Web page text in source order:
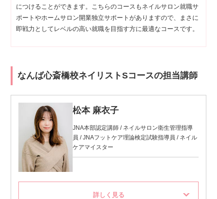
につけることができます。こちらのコースもネイルサロン就職サ
ポートやホームサロン開業独立サポートがありますので、まさに
即戦力としてレベルの高い就職を目指す方に最適なコースです。
なんば心斎橋校ネイリストSコースの担当講師
松本 麻衣子
JNA本部認定講師 / ネイルサロン衛生管理指導
員 / JNAフットケア理論検定試験指導員 / ネイル
ケアマイスター